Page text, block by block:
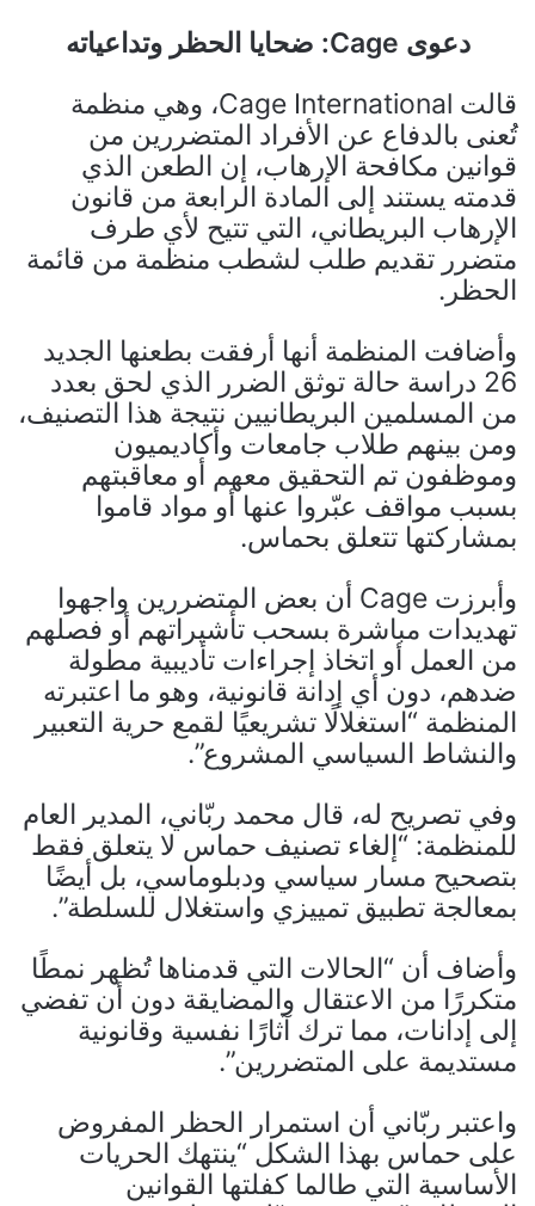
دعوى Cage: ضحايا الحظر وتداعياته
قالت Cage International، وهي منظمة
تُعنى بالدفاع عن الأفراد المتضررين من
قوانين مكافحة الإرهاب، إن الطعن الذي
قدمته يستند إلى المادة الرابعة من قانون
الإرهاب البريطاني، التي تتيح لأي طرف
متضرر تقديم طلب لشطب منظمة من قائمة
الحظر.
وأضافت المنظمة أنها أرفقت بطعنها الجديد
26 دراسة حالة توثق الضرر الذي لحق بعدد
من المسلمين البريطانيين نتيجة هذا التصنيف،
ومن بينهم طلاب جامعات وأكاديميون
وموظفون تم التحقيق معهم أو معاقبتهم
بسبب مواقف عبّروا عنها أو مواد قاموا
بمشاركتها تتعلق بحماس.
وأبرزت Cage أن بعض المتضررين واجهوا
تهديدات مباشرة بسحب تأشيراتهم أو فصلهم
من العمل أو اتخاذ إجراءات تأديبية مطولة
ضدهم، دون أي إدانة قانونية، وهو ما اعتبرته
المنظمة “استغلالًا تشريعيًا لقمع حرية التعبير
والنشاط السياسي المشروع”.
وفي تصريح له، قال محمد ربّاني، المدير العام
للمنظمة: “إلغاء تصنيف حماس لا يتعلق فقط
بتصحيح مسار سياسي ودبلوماسي، بل أيضًا
بمعالجة تطبيق تمييزي واستغلال للسلطة”.
وأضاف أن “الحالات التي قدمناها تُظهر نمطًا
متكررًا من الاعتقال والمضايقة دون أن تفضي
إلى إدانات، مما ترك آثارًا نفسية وقانونية
مستديمة على المتضررين”.
واعتبر ربّاني أن استمرار الحظر المفروض
على حماس بهذا الشكل “ينتهك الحريات
الأساسية التي طالما كفلتها القوانين